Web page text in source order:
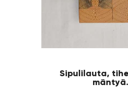
Sipulilauta,
mäntyä.